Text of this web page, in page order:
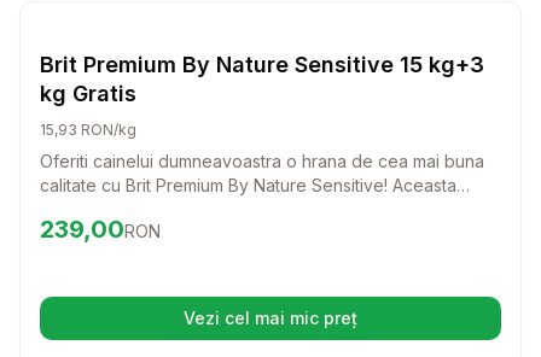
Caini
Brit Premium By Nature Sensitive 15 kg+3
kg Gratis
15,93 RON/kg
Oferiti cainelui dumneavoastra o hrana de cea mai buna
calitate cu Brit Premium By Nature Sensitive! Aceasta
special creata pentru a sustine cainii cu sensibilitati
Preț: 239.00 RON
239,00RON
Vezi cel mai mic preț(se deschide într-o filă nouă)